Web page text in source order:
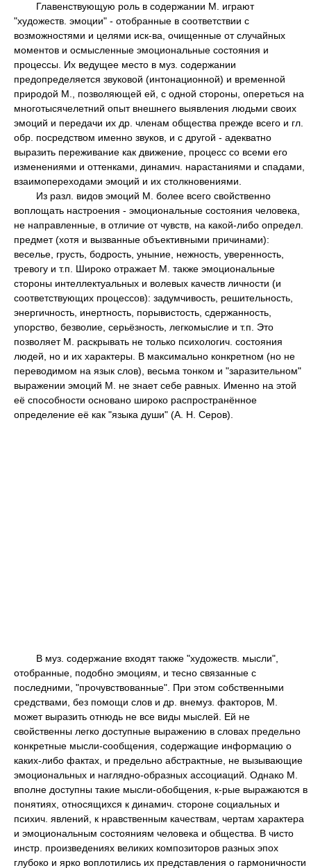
Главенствующую роль в содержании М. играют
"художеств. эмоции" - отобранные в соответствии с
возможностями и целями иск-ва, очищенные от случайных
моментов и осмысленные эмоциональные состояния и
процессы. Их ведущее место в муз. содержании
предопределяется звуковой (интонационной) и временной
природой М., позволяющей ей, с одной стороны, опереться на
многотысячелетний опыт внешнего выявления людьми своих
эмоций и передачи их др. членам общества прежде всего и гл.
обр. посредством именно звуков, и с другой - адекватно
выразить переживание как движение, процесс со всеми его
изменениями и оттенками, динамич. нарастаниями и спадами,
взаимопереходами эмоций и их столкновениями.
Из разл. видов эмоций М. более всего свойственно
воплощать настроения - эмоциональные состояния человека,
не направленные, в отличие от чувств, на какой-либо определ.
предмет (хотя и вызванные объективными причинами):
веселье, грусть, бодрость, уныние, нежность, уверенность,
тревогу и т.п. Широко отражает М. также эмоциональные
стороны интеллектуальных и волевых качеств личности (и
соответствующих процессов): задумчивость, решительность,
энергичность, инертность, порывистость, сдержанность,
упорство, безволие, серьёзность, легкомыслие и т.п. Это
позволяет М. раскрывать не только психологич. состояния
людей, но и их характеры. В максимально конкретном (но не
переводимом на язык слов), весьма тонком и "заразительном"
выражении эмоций М. не знает себе равных. Именно на этой
её способности основано широко распространённое
определение её как "языка души" (А. Н. Серов).
В муз. содержание входят также "художеств. мысли",
отобранные, подобно эмоциям, и тесно связанные с
последними, "прочувствованные". При этом собственными
средствами, без помощи слов и др. внемуз. факторов, М.
может выразить отнюдь не все виды мыслей. Ей не
свойственны легко доступные выражению в словах предельно
конкретные мысли-сообщения, содержащие информацию о
каких-либо фактах, и предельно абстрактные, не вызывающие
эмоциональных и наглядно-образных ассоциаций. Однако М.
вполне доступны такие мысли-обобщения, к-рые выражаются в
понятиях, относящихся к динамич. стороне социальных и
психич. явлений, к нравственным качествам, чертам характера
и эмоциональным состояниям человека и общества. В чисто
инстр. произведениях великих композиторов разных эпох
глубоко и ярко воплотились их представления о гармоничности